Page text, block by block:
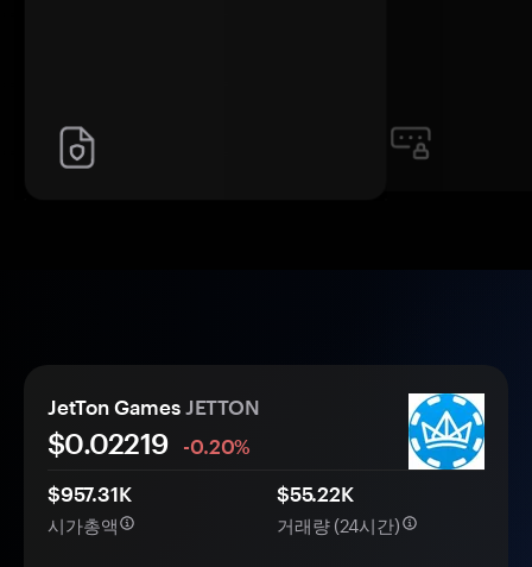
JetTon Games JETTON
$0.02219
-0.20%
$957.31K
시가총액
$55.22K
거래량 (24시간)